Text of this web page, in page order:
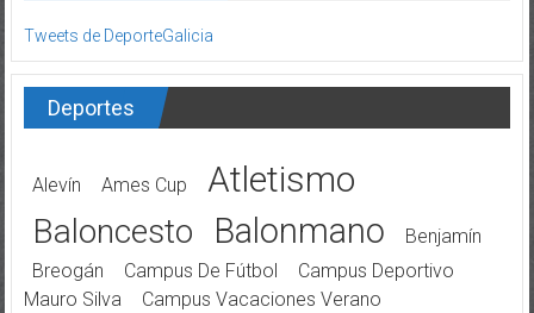
Tweets de DeporteGalicia
Deportes
Alevín Ames Cup Atletismo
Baloncesto Balonmano
Benjamín
Breogán
Campus De Fútbol
Campus Deportivo
Mauro Silva
Campus Vacaciones Verano